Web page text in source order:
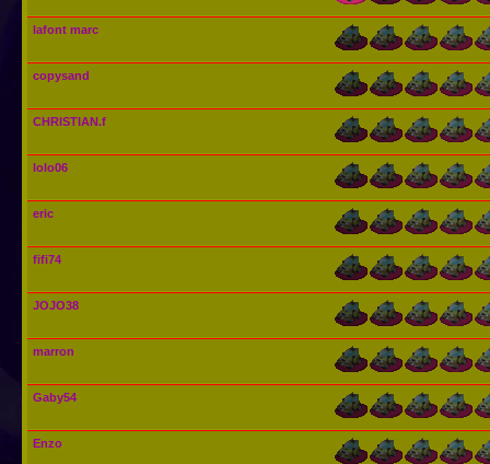
lafont marc
copysand
CHRISTIAN.f
lolo06
eric
fifi74
JOJO38
marron
Gaby54
Enzo